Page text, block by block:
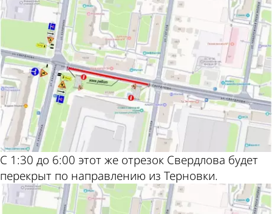
С 1:30 до 6:00 этот же отрезок Свердлова будет
перекрыт по направлению из Терновки.